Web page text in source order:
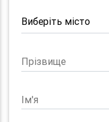
Прізвище
Ім'я